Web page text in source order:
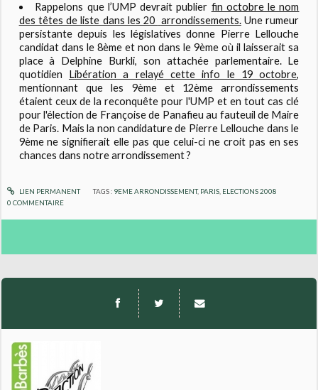
Rappelons que l’UMP devrait publier fin octobre le nom
des têtes de liste dans les 20 arrondissements.Une rumeur
persistante depuis les législatives donne Pierre Lellouche
candidat dans le 8ème et non dans le 9ème où il laisserait sa
place à Delphine Burkli, son attachée parlementaire. Le
quotidien Libération a relayé cette info le 19 octobre,
mentionnant que les 9ème et 12ème arrondissements
étaient ceux de la reconquête pour l'UMP et en tout cas clé
pour l'élection de Françoise de Panafieu au fauteuil de Maire
de Paris. Mais la non candidature de Pierre Lellouche dans le
9ème ne signifierait elle pas que celui-ci ne croit pas en ses
chances dans notre arrondissement ?
LIEN PERMANENT TAGS : 9EME ARRONDISSEMENT, PARIS, ELECTIONS 2008
0 COMMENTAIRE